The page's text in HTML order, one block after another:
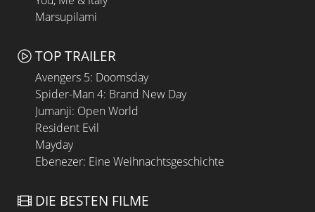
Marsupilami
TOP TRAILER
Avengers 5: Doomsday
Spider-Man 4: Brand New Day
Jumanji: Open World
Resident Evil
Mayday
Ebenezer: Eine Weihnachtsgeschichte
DIE BESTEN FILME